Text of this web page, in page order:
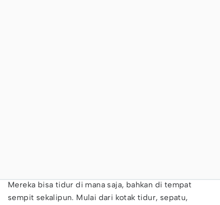
Mereka bisa tidur di mana saja, bahkan di tempat
sempit sekalipun. Mulai dari kotak tidur, sepatu,